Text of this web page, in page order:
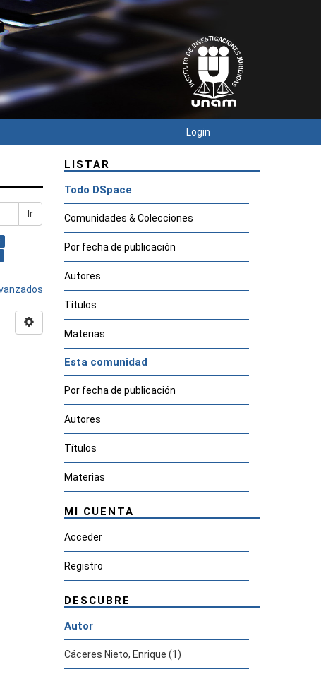
Login
Ir
LISTAR
Todo DSpace
Comunidades & Colecciones
Por fecha de publicación
Autores
Títulos
Materias
Esta comunidad
Por fecha de publicación
Autores
Títulos
Materias
MI CUENTA
Acceder
Registro
DESCUBRE
Autor
Cáceres Nieto, Enrique (1)